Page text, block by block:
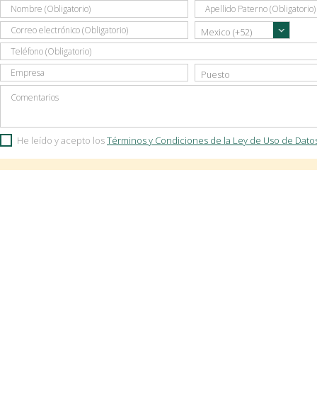
He leído y acepto losTérminos y Condiciones de la Ley de Uso de